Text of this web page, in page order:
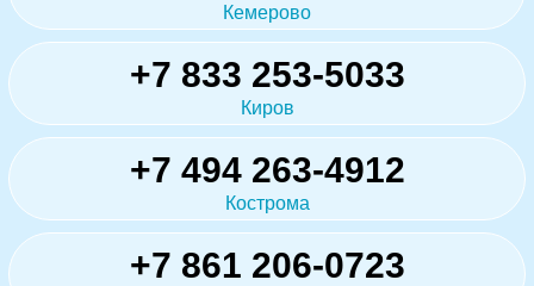
Кемерово
+7 833 253-5033
Киров
+7 494 263-4912
Кострома
+7 861 206-0723